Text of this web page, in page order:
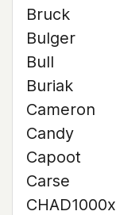
Bruck
Bulger
Bull
Buriak
Cameron
Candy
Capoot
Carse
CHAD1000x